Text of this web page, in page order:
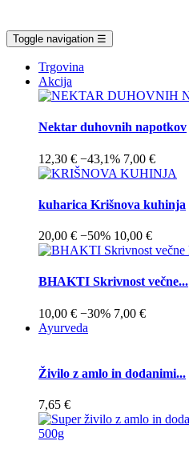
Toggle navigation ☰
Trgovina
Akcija
Nektar duhovnih napotkov
12,30 € −43,1% 7,00 €
kuharica Krišnova kuhinja
20,00 € −50% 10,00 €
BHAKTI Skrivnost večne...
10,00 € −30% 7,00 €
Ayurveda
Živilo z amlo in dodanimi...
7,65 €